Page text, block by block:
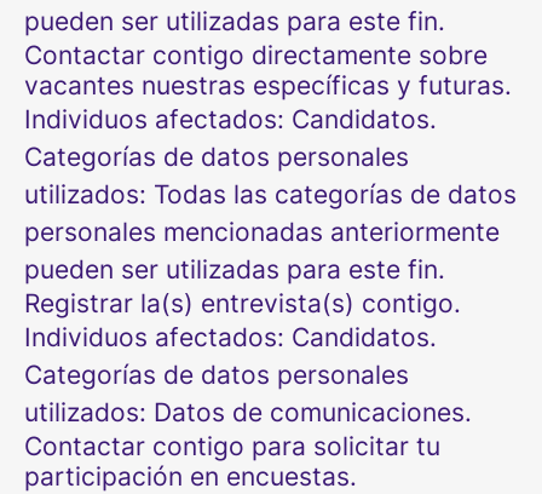
pueden ser utilizadas para este fin.
Contactar contigo directamente sobre
vacantes nuestras específicas y futuras.
Individuos afectados: Candidatos.
Categorías de datos personales
utilizados: Todas las categorías de datos
personales mencionadas anteriormente
pueden ser utilizadas para este fin.
Registrar la(s) entrevista(s) contigo.
Individuos afectados: Candidatos.
Categorías de datos personales
utilizados: Datos de comunicaciones.
Contactar contigo para solicitar tu
participación en encuestas.